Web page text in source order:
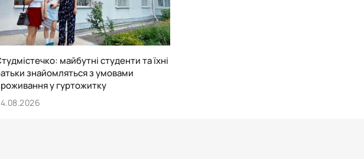
майбутні студенти та їхні
знайомляться з умовами
у гуртожитку